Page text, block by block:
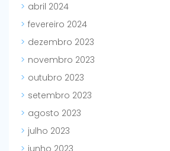
abril 2024
fevereiro 2024
dezembro 2023
novembro 2023
outubro 2023
setembro 2023
agosto 2023
julho 2023